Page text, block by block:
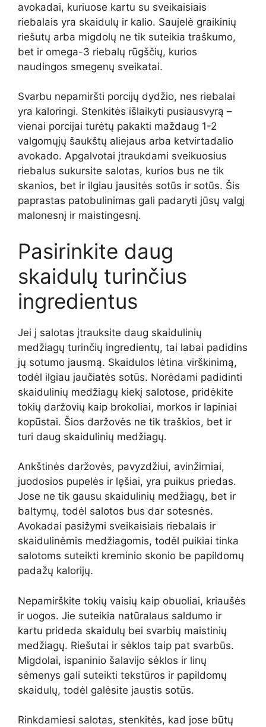
avokadai, kuriuose kartu su sveikaisiais
riebalais yra skaidulų ir kalio. Saujelė graikinių
riešutų arba migdolų ne tik suteikia traškumo,
bet ir omega-3 riebalų rūgščių, kurios
naudingos smegenų sveikatai.
Svarbu nepamiršti porcijų dydžio, nes riebalai
yra kaloringi. Stenkitės išlaikyti pusiausvyrą –
vienai porcijai turėtų pakakti maždaug 1-2
valgomųjų šaukštų aliejaus arba ketvirtadalio
avokado. Apgalvotai įtraukdami sveikuosius
riebalus sukursite salotas, kurios bus ne tik
skanios, bet ir ilgiau jausitės sotūs ir sotūs. Šis
paprastas patobulinimas gali padaryti jūsų valgį
malonesnį ir maistingesnį.
Pasirinkite daug
skaidulų turinčius
ingredientus
Jei į salotas įtrauksite daug skaidulinių
medžiagų turinčių ingredientų, tai labai padidins
jų sotumo jausmą. Skaidulos lėtina virškinimą,
todėl ilgiau jaučiatės sotūs. Norėdami padidinti
skaidulinių medžiagų kiekį salotose, pridėkite
tokių daržovių kaip brokoliai, morkos ir lapiniai
kopūstai. Šios daržovės ne tik traškios, bet ir
turi daug skaidulinių medžiagų.
Ankštinės daržovės, pavyzdžiui, avinžirniai,
juodosios pupelės ir lęšiai, yra puikus priedas.
Jose ne tik gausu skaidulinių medžiagų, bet ir
baltymų, todėl salotos bus dar sotesnės.
Avokadai pasižymi sveikaisiais riebalais ir
skaidulinėmis medžiagomis, todėl puikiai tinka
salotoms suteikti kreminio skonio be papildomų
padažų kalorijų.
Nepamirškite tokių vaisių kaip obuoliai, kriaušės
ir uogos. Jie suteikia natūralaus saldumo ir
kartu prideda skaidulų bei svarbių maistinių
medžiagų. Riešutai ir sėklos taip pat svarbūs.
Migdolai, ispaninio šalavijo sėklos ir linų
sėmenys gali suteikti tekstūros ir papildomų
skaidulų, todėl galėsite jaustis sotūs.
Rinkdamiesi salotas, stenkitės, kad jose būtų